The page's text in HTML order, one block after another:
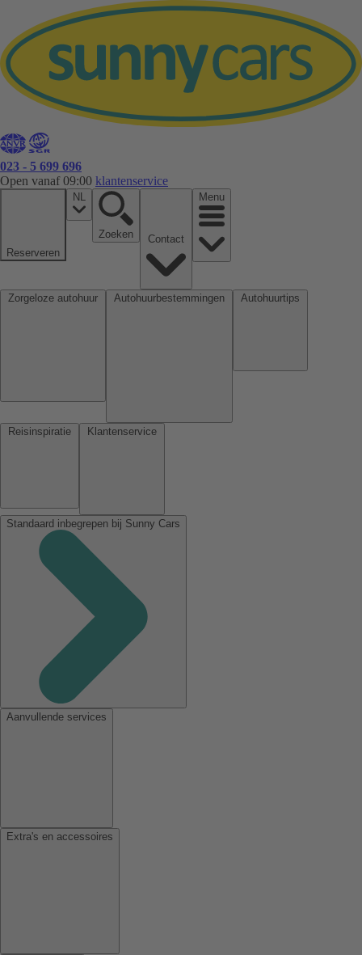
023 - 5 699 696
Open vanaf 09:00 klantenservice
Reserveren
NL
Zoeken
Menu
Standaard inbegrepen bij Sunny Cars
Aanvullende services
Extra's en accessoires